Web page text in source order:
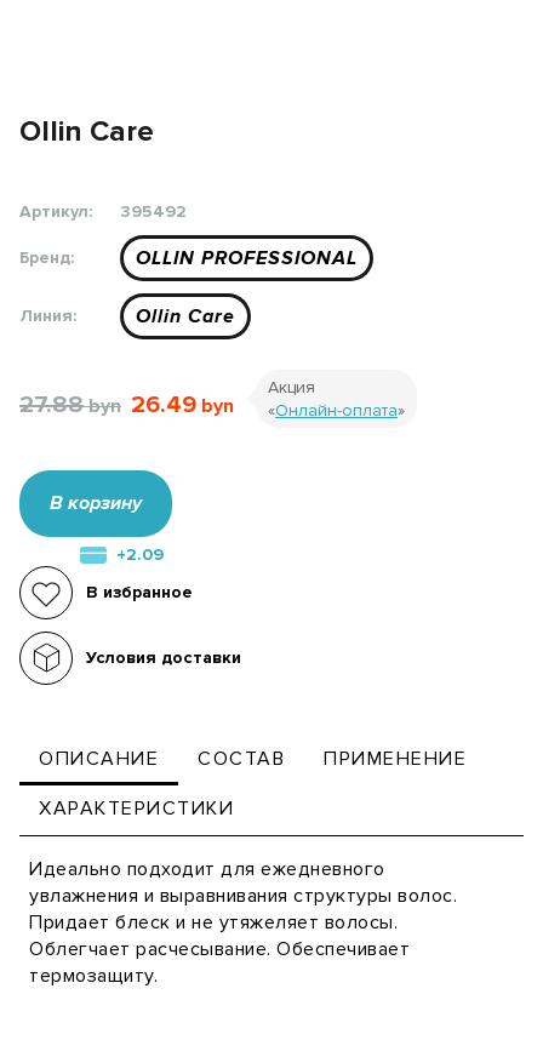
Ollin Care
Артикул: 395492
Бренд: OLLIN PROFESSIONAL
Линия: Ollin Care
27.88 26.49
Акция
«Онлайн-оплата»
В корзину
+2.09
В избранное
Условия доставки
ОПИСАНИЕ СОСТАВ ПРИМЕНЕНИЕ
ХАРАКТЕРИСТИКИ
Идеально подходит для ежедневного
увлажнения и выравнивания структуры волос.
Придает блеск и не утяжеляет волосы.
Облегчает расчесывание. Обеспечивает
термозащиту.